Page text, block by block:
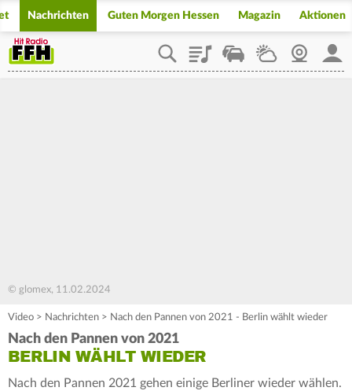
Nachrichten Guten Morgen Hessen Magazin Aktionen
PlaylistStaupilotWetterWebcam
© glomex, 11.02.2024
Video > Nachrichten > Nach den Pannen von 2021 - Berlin wählt wieder
Nach den Pannen von 2021
BERLIN WÄHLT WIEDER
Nach den Pannen 2021 gehen einige Berliner wieder wählen.